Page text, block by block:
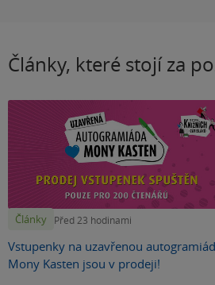
Články, které stojí za
Články Před 23 hodinami
Vstupenky na uzavřenou
Mony Kasten jsou v prodeji!